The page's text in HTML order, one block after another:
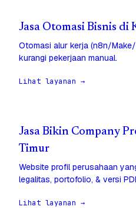
Jasa Otomasi Bisnis
Otomasi alur kerja (n8n/
kurangi pekerjaan manual.
Lihat layanan →
Jasa Bikin Company
Timur
Website profil perusahaan
legalitas, portofolio, & versi
Lihat layanan →